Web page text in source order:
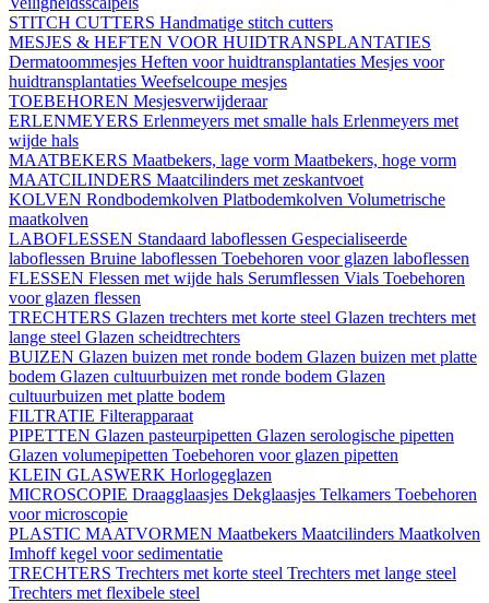
STITCH CUTTERS Handmatige stitch cutters
MESJES & HEFTEN VOOR HUIDTRANSPLANTATIES
Dermatoommesjes Heften voor huidtransplantaties Mesjes voor
huidtransplantaties Weefselcoupe mesjes
TOEBEHOREN Mesjesverwijderaar
ERLENMEYERS Erlenmeyers met smalle hals Erlenmeyers met
wijde hals
MAATBEKERS Maatbekers, lage vorm Maatbekers, hoge vorm
MAATCILINDERS Maatcilinders met zeskantvoet
KOLVEN Rondbodemkolven Platbodemkolven Volumetrische
maatkolven
LABOFLESSEN Standaard laboflessen Gespecialiseerde
laboflessen Bruine laboflessen Toebehoren voor glazen laboflessen
FLESSEN Flessen met wijde hals Serumflessen Vials Toebehoren
voor glazen flessen
TRECHTERS Glazen trechters met korte steel Glazen trechters met
lange steel Glazen scheidtrechters
BUIZEN Glazen buizen met ronde bodem Glazen buizen met platte
bodem Glazen cultuurbuizen met ronde bodem Glazen
cultuurbuizen met platte bodem
FILTRATIE Filterapparaat
PIPETTEN Glazen pasteurpipetten Glazen serologische pipetten
Glazen volumepipetten Toebehoren voor glazen pipetten
KLEIN GLASWERK Horlogeglazen
MICROSCOPIE Draagglaasjes Dekglaasjes Telkamers Toebehoren
voor microscopie
PLASTIC MAATVORMEN Maatbekers Maatcilinders Maatkolven
Imhoff kegel voor sedimentatie
TRECHTERS Trechters met korte steel Trechters met lange steel
Trechters met flexibele steel